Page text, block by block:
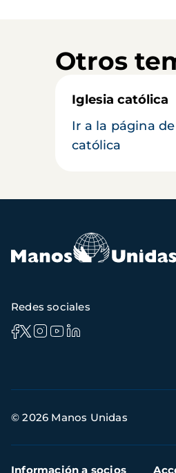
Otros
Iglesia católica
Ir a la página
católica
Redes sociales
de
© 2026 Manos Unidas
Menú
Información a socios